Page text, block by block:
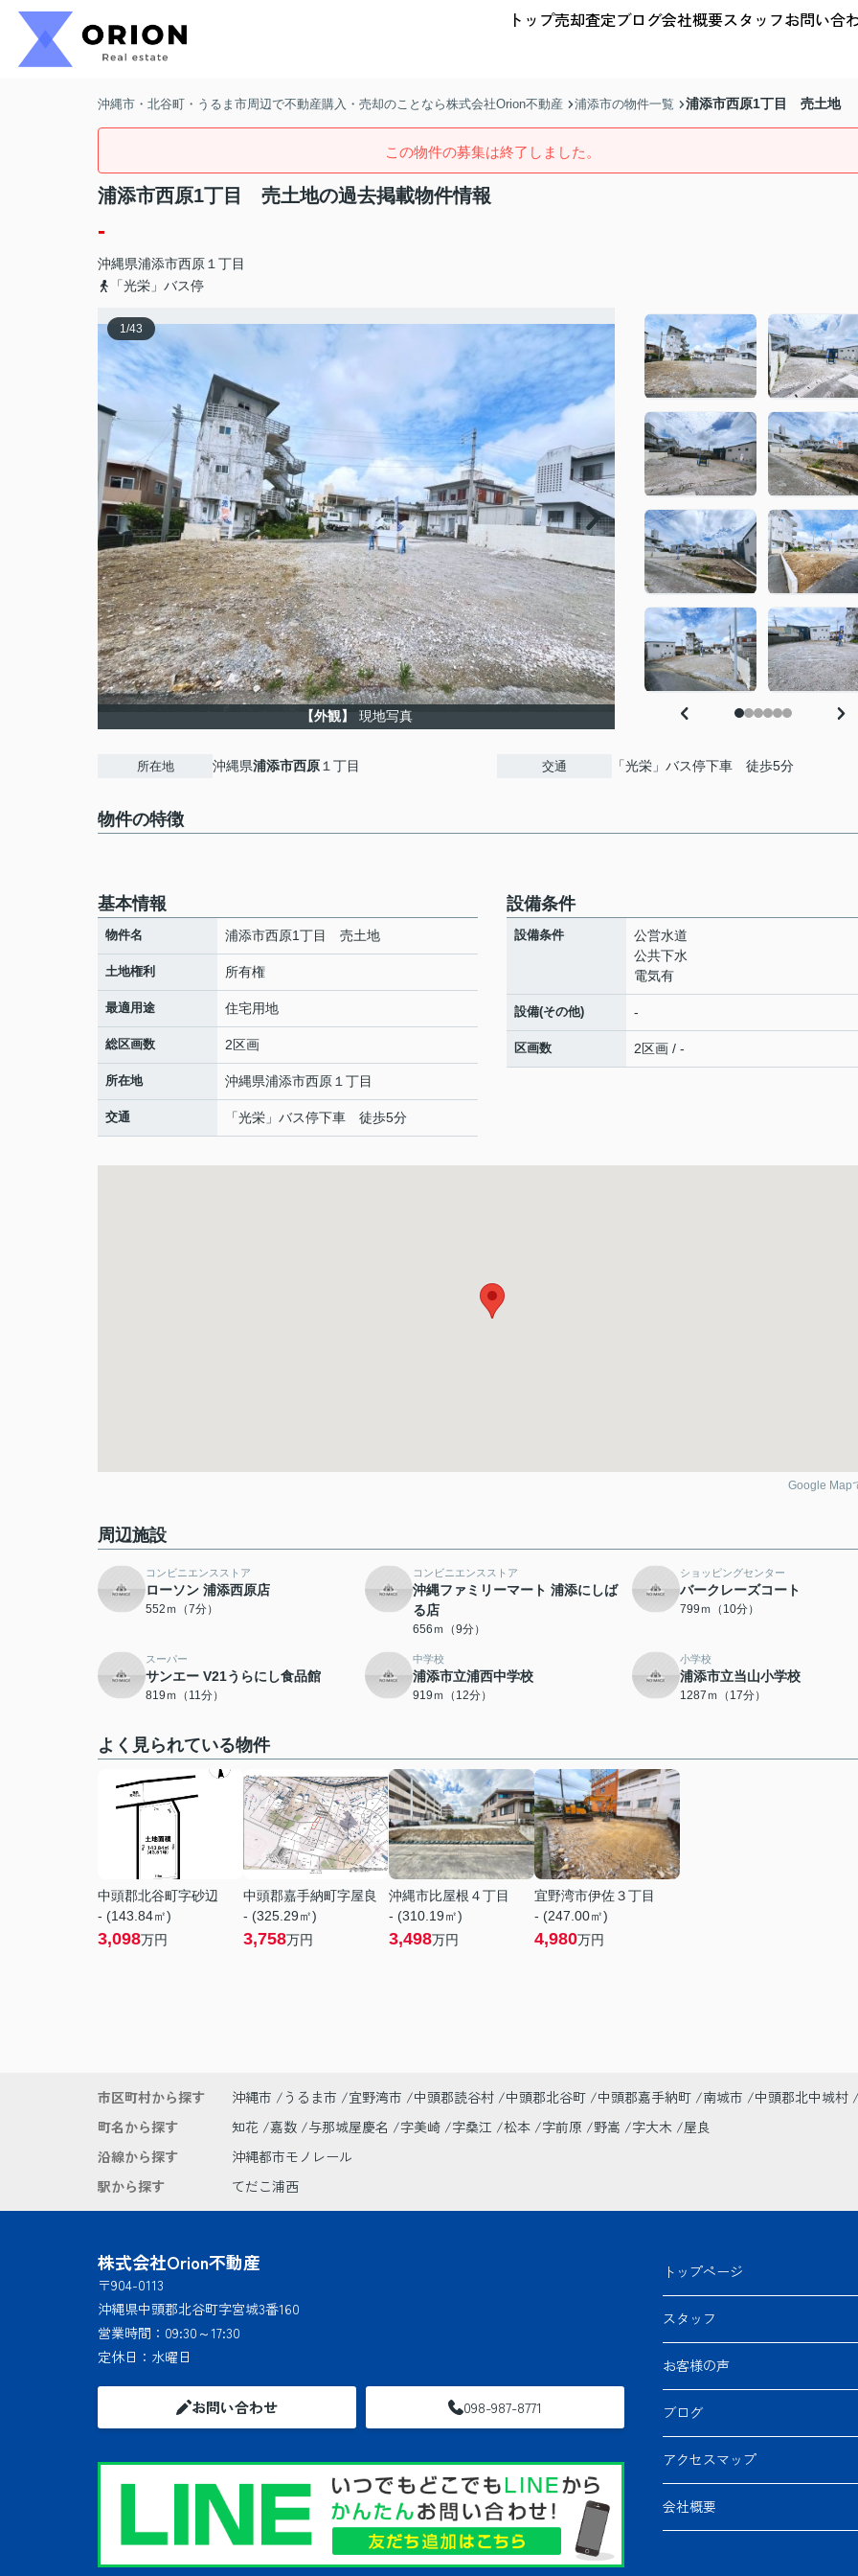
トップ売却査定ブログ会社概要スタッフお問い合
沖縄市・北谷町・うるま市周辺で不動産購入・売却のことなら株式会社Orion不動産 浦添市の物件一覧 浦添市西原1丁目 売土地
この物件の募集は終了しました。
浦添市西原1丁目 売土地の過去掲載物件情報
-
沖縄県浦添市西原 １丁目
「光栄」バス停
1 /43
【外観】 現地写真
所在地 沖縄県浦添市西原 １丁目 交通 「光栄」バス停下車 徒歩5分
物件の特徴
基本情報
物件名 浦添市西原1丁目 売土地
土地権利 所有権
最適用途 住宅用地
総区画数 2区画
所在地 沖縄県浦添市西原 １丁目
交通 「光栄」バス停下車 徒歩5分
設備条件
設備条件
公営水道
公共下水
電気有
設備(その他) -
区画数 2区画 / -
Google Map
周辺施設
コンビニエンスストア
ローソン 浦添西原店
552ｍ（7分）
コンビニエンスストア
沖縄ファミリーマート 浦添にしば
る店
656ｍ（9分）
ショッピングセンター
バークレーズコート
799ｍ（10分）
スーパー
サンエー V21うらにし食品館
819ｍ（11分）
中学校
浦添市立浦西中学校
919ｍ（12分）
小学校
浦添市立当山小学校
1287ｍ（17分）
よく見られている物件
中頭郡北谷町字砂辺
- (143.84㎡)
3,098万円
中頭郡嘉手納町字屋良
- (325.29㎡)
3,758万円
沖縄市比屋根４丁目
- (310.19㎡)
3,498万円
宜野湾市伊佐３丁目
- (247.00㎡)
4,980万円
市区町村から探す 沖縄市 うるま市 宜野湾市 中頭郡読谷村 中頭郡北谷町 中頭郡嘉手納町 南城市
中頭郡北中城村
町名から探す
知花 嘉数 与那城屋慶名 字美崎 字桑江 松本 字前原 野嵩 字大木
屋良
沿線から探す
沖縄都市モノレール
駅から探す
てだこ浦西
株式会社Orion不動産
〒904-0113
沖縄県中頭郡北谷町字宮城3番160
営業時間： 09:30～17:30
定休日： 水曜日
お問い合わせ 098-987-8771
トップページ
スタッフ
お客様の声
ブログ
アクセスマップ
会社概要